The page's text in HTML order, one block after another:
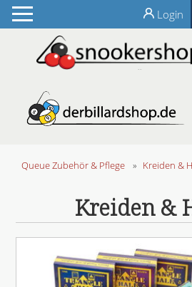
Login
Queue Zubehör & Pflege » Kreiden &
Kreiden &